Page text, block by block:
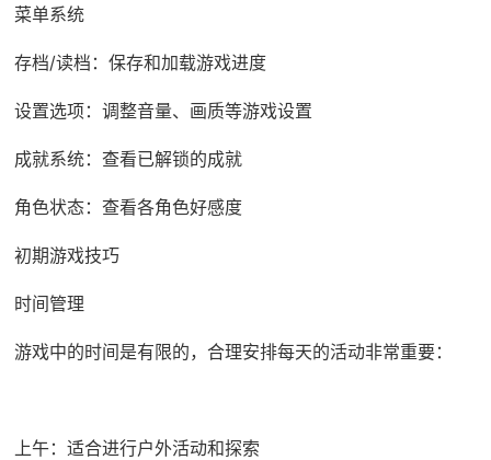
菜单系统
存档/读档：保存和加载游戏进度
设置选项：调整音量、画质等游戏设置
成就系统：查看已解锁的成就
角色状态：查看各角色好感度
初期游戏技巧
时间管理
游戏中的时间是有限的，合理安排每天的活动非常重要：
上午：适合进行户外活动和探索